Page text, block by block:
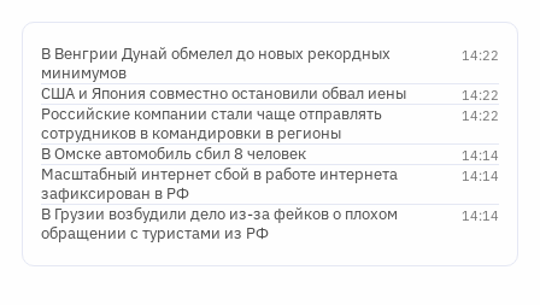
14:22
В Венгрии Дунай обмелел до новых рекордных
минимумов
14:22
США и Япония совместно остановили обвал иены
14:22
Российские компании стали чаще отправлять
сотрудников в командировки в регионы
14:14
В Омске автомобиль сбил 8 человек
14:14
Масштабный интернет сбой в работе интернета
зафиксирован в РФ
14:14
В Грузии возбудили дело из-за фейков о плохом
обращении с туристами из РФ